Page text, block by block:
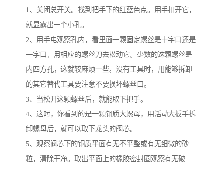
1、关闭总开关。找到把手下的红蓝色点。用手扣开它，
就显露出一个小孔。
2、用手电观察孔内，看里面一颗固定螺丝是十字口还是
一字口，用相应的螺丝刀去松动它。少数的这颗螺丝是
内四方孔，这就较麻烦一些。没有工具时，用能够拆卸
的其它替代工具要注意不要损坏螺丝口。
3、当松开这颗螺丝后，就能取下把手。
4、这时，你看到的是一颗铜质大螺母，用活动大扳手拆
卸螺母后，就可以取下龙头的阀芯。
5、观察阀芯下的铜质平面有无不平整或有无细微的砂
粒，清除干净。取出平面上的橡胶密封圈观察有无破